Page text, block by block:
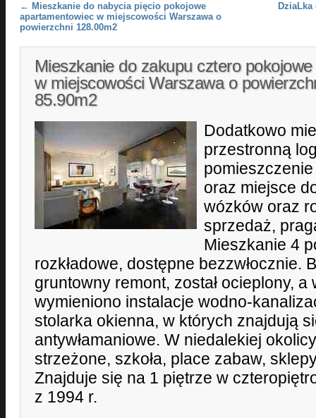
Post navigation
← Mieszkanie do nabycia pięcio pokojowe
apartamentowiec w miejscowości Warszawa o
powierzchni 128.00m2
Mieszkanie do zakupu cztero
w miejscowości Warszawa o
85.90m2
Dodatkowo
przestronną
oraz miejsce
wózków oraz
sprzedaż,
Mieszkanie 4
rozkładowe, dostępne bezzwłocznie.
gruntowny remont, został ocieplony, a
wymieniono instalacje wodno-
stolarka okienna, w których znajdują
antywłamaniowe. W niedalekiej
strzeżone, szkoła, place zabaw,
Znajduje się na 1 piętrze w
z 1994 r.